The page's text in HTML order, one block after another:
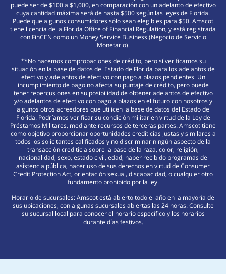
puede ser de $100 a $1,000, en comparación con un adelanto de efectivo
cuya cantidad máxima será de hasta $500 según las leyes de Florida.
Puede que algunos consumidores sólo sean elegibles para $50. Amscot
tiene licencia de la Florida Office of Financial Regulation, y está registrada
con FinCEN como un Money Service Business (Negocio de Servicio
Monetario).
**No hacemos comprobaciones de crédito, pero sí verificamos su
situación en la base de datos del Estado de Florida para los adelantos de
efectivo y adelantos de efectivo con pago a plazos pendientes. Un
incumplimiento de pago no afecta su puntaje de crédito, pero puede
tener repercusiones en su posibilidad de obtener adelantos de efectivo
y/o adelantos de efectivo con pago a plazos en el futuro con nosotros y
algunos otros acreedores que utilicen la base de datos del Estado de
Florida. Podríamos verificar su condición militar en virtud de la Ley de
Préstamos Militares, mediante recursos de terceras partes. Amscot tiene
como objetivo proporcionar oportunidades crediticias justas y similares a
todos los solicitantes calificados y no discriminar ningún aspecto de la
transacción crediticia sobre la base de la raza, color, religión,
nacionalidad, sexo, estado civil, edad, haber recibido programas de
asistencia pública, hacer uso de sus derechos en virtud de Consumer
Credit Protection Act, orientación sexual, discapacidad, o cualquier otro
fundamento prohibido por la ley.
Horario de sucursales: Amscot está abierto todo el año en la mayoría de
sus ubicaciones, con algunas sucursales abiertas las 24 horas. Consulte
su sucursal local para conocer el horario específico y los horarios
durante días festivos.